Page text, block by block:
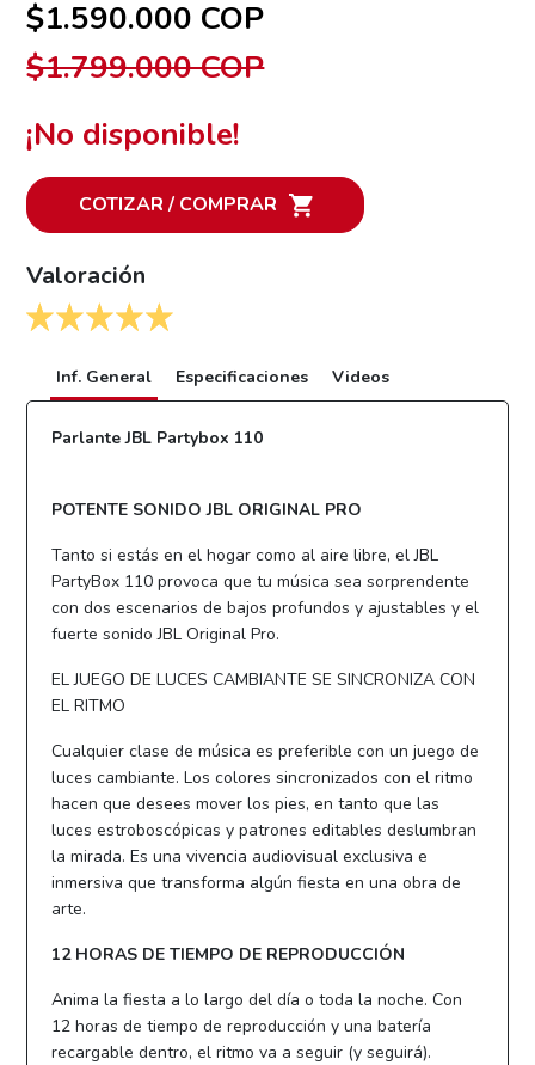
$1.590.000 COP
$1.799.000 COP
¡No disponible!
COTIZAR / COMPRAR
Valoración
Inf. General Especificaciones Videos
Parlante JBL Partybox 110
POTENTE SONIDO JBL ORIGINAL PRO
Tanto si estás en el hogar como al aire libre, el JBL
PartyBox 110 provoca que tu música sea sorprendente
con dos escenarios de bajos profundos y ajustables y el
fuerte sonido JBL Original Pro.
EL JUEGO DE LUCES CAMBIANTE SE SINCRONIZA CON
EL RITMO
Cualquier clase de música es preferible con un juego de
luces cambiante. Los colores sincronizados con el ritmo
hacen que desees mover los pies, en tanto que las
luces estroboscópicas y patrones editables deslumbran
la mirada. Es una vivencia audiovisual exclusiva e
inmersiva que transforma algún fiesta en una obra de
arte.
12 HORAS DE TIEMPO DE REPRODUCCIÓN
Anima la fiesta a lo largo del día o toda la noche. Con
12 horas de tiempo de reproducción y una batería
recargable dentro, el ritmo va a seguir (y seguirá).